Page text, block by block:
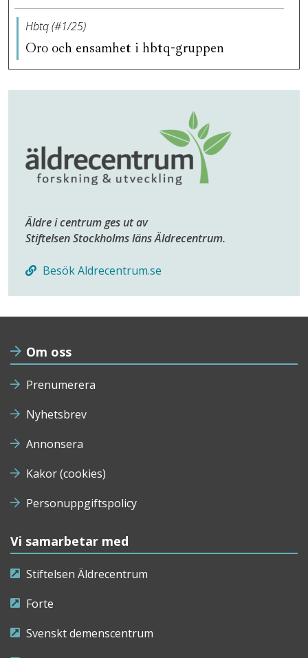
Hbtq (#1/25)
Oro och ensamhet i hbtq-gruppen
Äldre i centrum ges ut av
Stiftelsen Stockholms läns Äldrecentrum.
Besök Aldrecentrum.se
Om oss
Prenumerera
Nyhetsbrev
Annonsera
Kakor (cookies)
Personuppgiftspolicy
Vi samarbetar med
Stiftelsen Äldrecentrum
Forte
Svenskt demenscentrum